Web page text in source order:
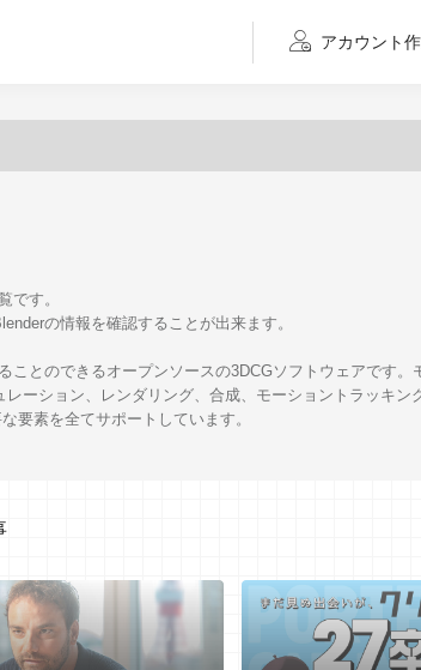
アカウント
です。
の情報を確認することが出来ます。
ことのできるオープンソースの3DCGソフトウェアです。
レーション、レンダリング、合成、モーショントラッキン
要素を全てサポートしています。